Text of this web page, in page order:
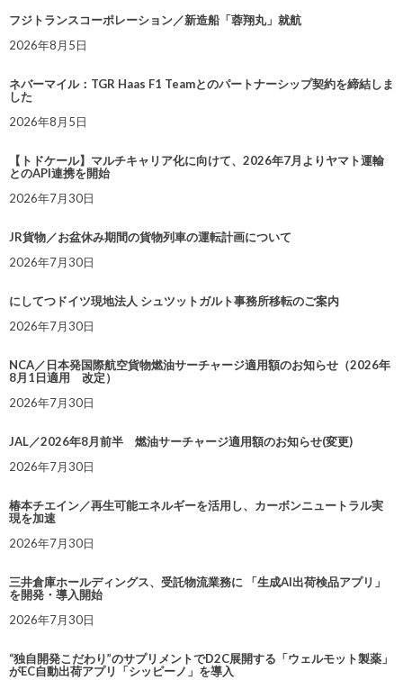
フジトランスコーポレーション／新造船「蓉翔丸」就航
2026年8月5日
ネバーマイル：TGR Haas F1 Teamとのパートナーシップ契約を締結しま
した
2026年8月5日
【トドケール】マルチキャリア化に向けて、2026年7月よりヤマト運輸
とのAPI連携を開始
2026年7月30日
JR貨物／お盆休み期間の貨物列車の運転計画について
2026年7月30日
にしてつドイツ現地法人 シュツットガルト事務所移転のご案内
2026年7月30日
NCA／日本発国際航空貨物燃油サーチャージ適用額のお知らせ（2026年
8月1日適用 改定）
2026年7月30日
JAL／2026年8月前半 燃油サーチャージ適用額のお知らせ(変更)
2026年7月30日
椿本チエイン／再生可能エネルギーを活用し、カーボンニュートラル実
現を加速
2026年7月30日
三井倉庫ホールディングス、受託物流業務に 「生成AI出荷検品アプリ」
を開発・導入開始
2026年7月30日
“独自開発こだわり”のサプリメントでD2C展開する「ウェルモット製薬」
がEC自動出荷アプリ「シッピーノ」を導入